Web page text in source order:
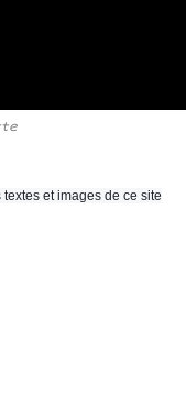
et images de ce site